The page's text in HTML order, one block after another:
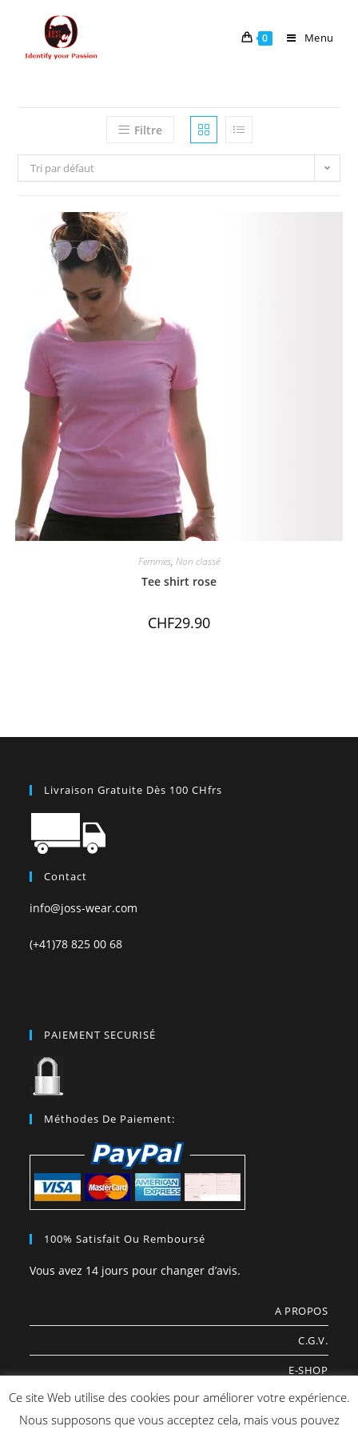
0 Menu
Filtre
Tri par défaut
Femmes, Non classé
Tee shirt rose
CHF29.90
Livraison Gratuite Dès 100 CHfrs
Contact
info@joss-wear.com
(+41)78 825 00 68
PAIEMENT SECURISÉ
Méthodes De Paiement:
100% Satisfait Ou Remboursé
Vous avez 14 jours pour changer d’avis.
A PROPOS
C.G.V.
E-SHOP
COOKIES
Ce site Web utilise des cookies pour améliorer votre expérience.
Nous supposons que vous acceptez cela, mais vous pouvez